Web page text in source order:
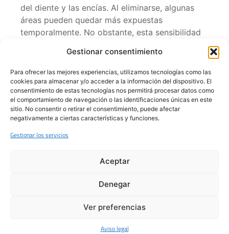
Gestionar consentimiento
Para ofrecer las mejores experiencias, utilizamos tecnologías como las
cookies para almacenar y/o acceder a la información del dispositivo. El
consentimiento de estas tecnologías nos permitirá procesar datos como
el comportamiento de navegación o las identificaciones únicas en este
sitio. No consentir o retirar el consentimiento, puede afectar
negativamente a ciertas características y funciones.
Gestionar los servicios
Aceptar
Denegar
Ver preferencias
Aviso legal
del diente y las encías. Al eliminarse, algunas
áreas pueden quedar más expuestas
temporalmente. No obstante, esta sensibilidad
aliviar con pastas dentales para dientes
sensibles.
“Si me hago muchas limpiezas, mis
dientes se debilitarán”
limpiezas dentales con frecuencia cause
recomienda hacerse una limpieza profesional al
nivel de acumulación de sarro y del estado de
enfermedades periodontales, incluso pueden ser
necesarias limpiezas más frecuentes.